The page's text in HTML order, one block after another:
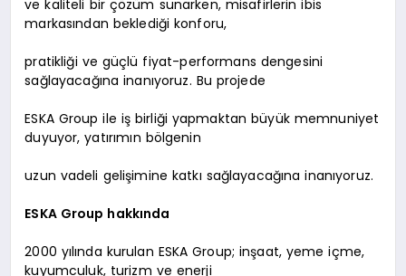
ve kaliteli bir çözüm sunarken, misafirlerin ibis
markasından beklediği konforu,
pratikliği ve güçlü fiyat-performans dengesini
sağlayacağına inanıyoruz. Bu projede
ESKA Group ile iş birliği yapmaktan büyük memnuniyet
duyuyor, yatırımın bölgenin
uzun vadeli gelişimine katkı sağlayacağına inanıyoruz.
ESKA Group hakkında
2000 yılında kurulan ESKA Group; inşaat, yeme içme,
kuyumculuk, turizm ve enerji